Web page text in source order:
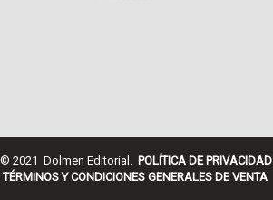
© 2021 Dolmen Editorial. POLÍTICA DE PRIVACIDAD
TÉRMINOS Y CONDICIONES GENERALES DE VENTA